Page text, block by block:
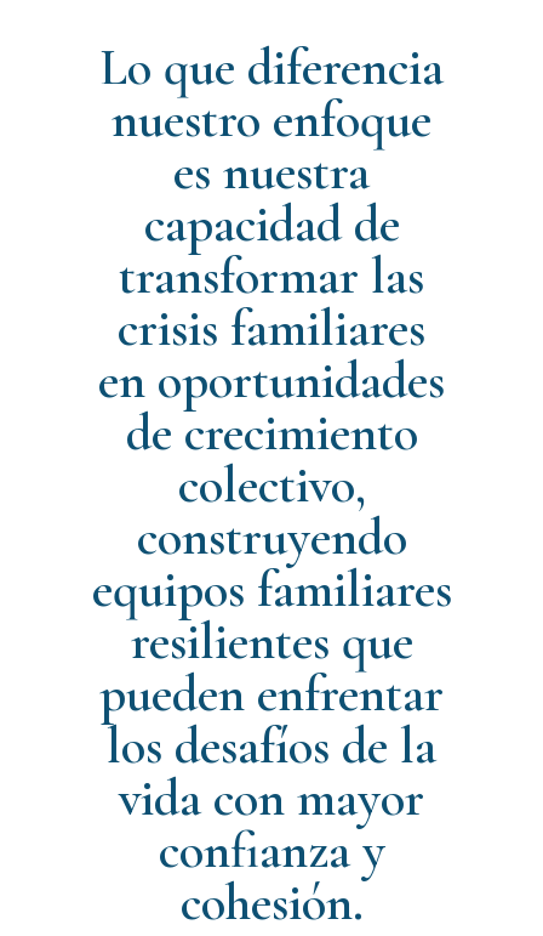
Lo que diferencia
nuestro enfoque
es nuestra
capacidad de
transformar las
crisis familiares
en oportunidades
de crecimiento
colectivo,
construyendo
equipos familiares
resilientes que
pueden enfrentar
los desafíos de la
vida con mayor
confianza y
cohesión.